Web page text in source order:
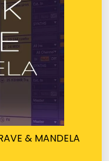
& MANDELA